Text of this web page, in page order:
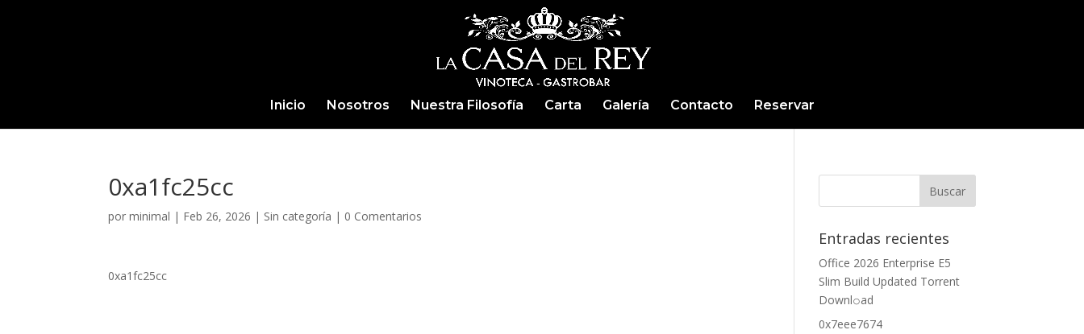
Inicio Nosotros Nuestra Filosofía Carta Galería Contacto Reservar
0xa1fc25cc
porminimal | Feb 26, 2026 | Sin categoría | 0 Comentarios
0xa1fc25cc
Entradas recientes
Office 2026 Enterprise E5
Slim Build Updated Torrent
Downl𝚘аd
0x7eee7674